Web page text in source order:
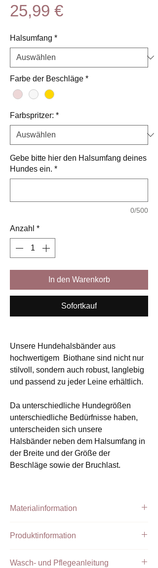
25,99 €Preis
Halsumfang *
Farbe der Beschläge *
Farbspritzer: *
Gebe bitte hier den Halsumfang deines
Hundes ein. *
0/500
Anzahl *
In den Warenkorb
Sofortkauf
Unsere Hundehalsbänder aus
hochwertigem Biothane sind nicht nur
stilvoll, sondern auch robust, langlebig
und passend zu jeder Leine erhältlich.
Da unterschiedliche Hundegrößen
unterschiedliche Bedürfnisse haben,
unterscheiden sich unsere
Halsbänder neben dem Halsumfang in
der Breite und der Größe der
Beschläge sowie der Bruchlast.
Materialinformation
und Biothane mit Farbsprenklern
Produktinformation
Biothanesind mit einer hochwertigen
Wasch- und Pflegeanleitung